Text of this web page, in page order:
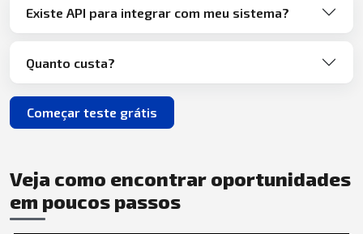
Existe API para integrar com meu sistema?
Quanto custa?
Começar teste grátis
Veja como encontrar oportunidades
em poucos passos